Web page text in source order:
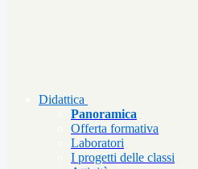
Didattica
Panoramica
Offerta formativa
Laboratori
I progetti delle classi